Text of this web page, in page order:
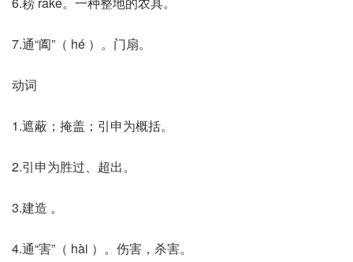
7.通“阖”（ hé ）。门扇。
动词
1.遮蔽；掩盖；引申为概括。
2.引申为胜过、超出。
3.建造 。
4.通“害”（ hài ）。伤害，杀害。